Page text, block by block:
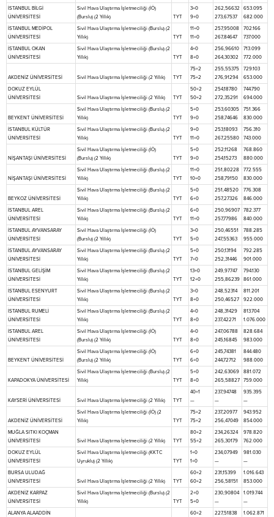
İSTANBUL BİLGİ
ÜNİVERSİTESİ
Sivil Hava Ulaştırma İşletmeciliği (İÖ)
(Burslu) (2 Yıllık)
TYT
3+0
9+0
262,56632
273,67537
653.095
682.000
İSTANBUL MEDİPOL
ÜNİVERSİTESİ
Sivil Hava Ulaştırma İşletmeciliği (Burslu) (2
Yıllık)
TYT
11+0
11+0
257,95008
267,84647
702.166
737.000
İSTANBUL OKAN
ÜNİVERSİTESİ
Sivil Hava Ulaştırma İşletmeciliği (Burslu) (2
Yıllık)
TYT
4+0
8+0
256,96610
264,30302
713.099
772.000
AKDENİZ ÜNİVERSİTESİ Sivil Hava Ulaştırma İşletmeciliği (2 Yıllık) TYT
75+2
75+2
255,55375
276,91294
729.103
653.000
DOKUZ EYLÜL
ÜNİVERSİTESİ
Sivil Hava Ulaştırma İşletmeciliği (2 Yıllık) TYT
50+2
50+2
254,18780
272,35291
744.790
694.000
BEYKENT ÜNİVERSİTESİ
Sivil Hava Ulaştırma İşletmeciliği (Burslu) (2
Yıllık)
TYT
5+0
9+0
253,60305
258,74646
751.366
830.000
İSTANBUL KÜLTÜR
ÜNİVERSİTESİ
Sivil Hava Ulaştırma İşletmeciliği (Burslu) (2
Yıllık)
TYT
9+0
11+0
253,18093
267,25580
756.310
743.000
NİŞANTAŞI ÜNİVERSİTESİ
Sivil Hava Ulaştırma İşletmeciliği (İÖ)
(Burslu) (2 Yıllık)
TYT
5+0
9+0
252,11268
254,15273
768.860
880.000
NİŞANTAŞI ÜNİVERSİTESİ
Sivil Hava Ulaştırma İşletmeciliği (Burslu) (2
Yıllık)
TYT
11+0
10+0
251,80228
258,79150
772.555
830.000
BEYKOZ ÜNİVERSİTESİ
Sivil Hava Ulaştırma İşletmeciliği (Burslu) (2
Yıllık)
TYT
5+0
6+0
251,48520
257,27326
776.308
846.000
İSTANBUL AREL
ÜNİVERSİTESİ
Sivil Hava Ulaştırma İşletmeciliği (Burslu) (2
Yıllık)
TYT
6+0
11+0
250,96907
257,77986
782.377
840.000
İSTANBUL AYVANSARAY
ÜNİVERSİTESİ
Sivil Hava Ulaştırma İşletmeciliği (İÖ)
(Burslu) (2 Yıllık)
TYT
3+0
5+0
250,46551
247,55363
788.285
955.000
İSTANBUL AYVANSARAY
ÜNİVERSİTESİ
Sivil Hava Ulaştırma İşletmeciliği (Burslu) (2
Yıllık)
TYT
5+0
7+0
250,13194
252,31446
792.285
901.000
İSTANBUL GELİŞİM
ÜNİVERSİTESİ
Sivil Hava Ulaştırma İşletmeciliği (Burslu) (2
Yıllık)
TYT
13+0
12+0
249,97747
255,86239
794.130
861.000
İSTANBUL ESENYURT
ÜNİVERSİTESİ
Sivil Hava Ulaştırma İşletmeciliği (Burslu) (2
Yıllık)
TYT
3+0
8+0
248,52314
250,46527
811.201
922.000
İSTANBUL RUMELİ
ÜNİVERSİTESİ
Sivil Hava Ulaştırma İşletmeciliği (Burslu) (2
Yıllık)
TYT
4+0
8+0
248,31429
237,42271
813.704
1.076.000
İSTANBUL AREL
ÜNİVERSİTESİ
Sivil Hava Ulaştırma İşletmeciliği (İÖ)
(Burslu) (2 Yıllık)
TYT
4+0
8+0
247,06788
245,16845
828.684
983.000
BEYKENT ÜNİVERSİTESİ
Sivil Hava Ulaştırma İşletmeciliği (İÖ)
(Burslu) (2 Yıllık)
TYT
6+0
6+0
245,74381
244,72712
844.480
988.000
KAPADOKYA ÜNİVERSİTESİ
Sivil Hava Ulaştırma İşletmeciliği (Burslu) (2
Yıllık)
TYT
5+0
8+0
242,63069
265,58827
881.072
759.000
KAYSERİ ÜNİVERSİTESİ Sivil Hava Ulaştırma İşletmeciliği (2 Yıllık) TYT
40+1
—
237,94748
—
935.395
—
AKDENİZ ÜNİVERSİTESİ
Sivil Hava Ulaştırma İşletmeciliği (İÖ) (2
Yıllık)
TYT
75+2
75+2
237,20977
256,47049
943.952
854.000
MUĞLA SITKI KOÇMAN
ÜNİVERSİTESİ
Sivil Hava Ulaştırma İşletmeciliği (2 Yıllık) TYT
80+2
55+2
234,26324
265,30179
978.820
762.000
DOKUZ EYLÜL
ÜNİVERSİTESİ
Sivil Hava Ulaştırma İşletmeciliği (KKTC
Uyruklu) (2 Yıllık)
TYT
1+0
1+0
234,07949
—
981.030
—
BURSA ULUDAĞ
ÜNİVERSİTESİ
Sivil Hava Ulaştırma İşletmeciliği (2 Yıllık) TYT
60+2
60+2
231,15399
256,58151
1.016.643
853.000
AKDENİZ KARPAZ
ÜNİVERSİTESİ
Sivil Hava Ulaştırma İşletmeciliği (Burslu) (2
Yıllık)
TYT
2+0
5+0
230,90804
—
1.019.744
—
ALANYA ALAADDİN 60+2 227,51838 1.062.871